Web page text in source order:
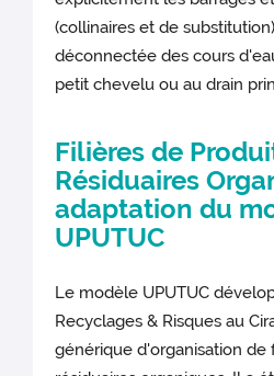
(collinaires et de
déconnectée des cours
petit chevelu ou au drain
Filières de
Résiduaires
adaptation du
UPUTUC
Le modèle UPUTUC
Recyclages & Risques au
générique d'organisation de